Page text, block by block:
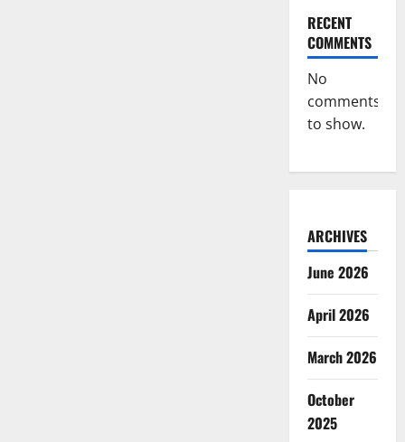
RECENT
COMMENTS
No
comments
to show.
ARCHIVES
June 2026
April 2026
March 2026
October
2025